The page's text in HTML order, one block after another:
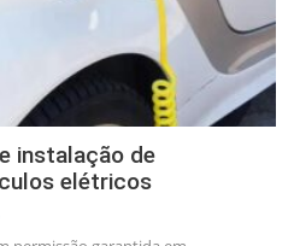
instalação de
elétricos